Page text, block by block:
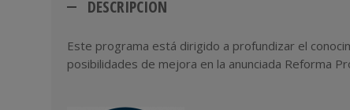
DESCRIPCIÓN
Este programa está dirigido a profundizar el
posibilidades de mejora en la anunciada Reforma